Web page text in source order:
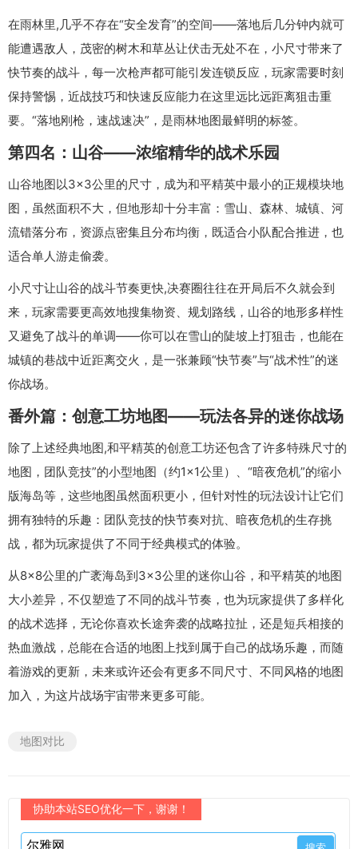
在雨林里,几乎不存在“安全发育”的空间——落地后几分钟内就可
能遭遇敌人，茂密的树木和草丛让伏击无处不在，小尺寸带来了
快节奏的战斗，每一次枪声都可能引发连锁反应，玩家需要时刻
保持警惕，近战技巧和快速反应能力在这里远比远距离狙击重
要。“落地刚枪，速战速决”，是雨林地图最鲜明的标签。
第四名：山谷——浓缩精华的战术乐园
山谷地图以3×3公里的尺寸，成为和平精英中最小的正规模块地
图，虽然面积不大，但地形却十分丰富：雪山、森林、城镇、河
流错落分布，资源点密集且分布均衡，既适合小队配合推进，也
适合单人游走偷袭。
小尺寸让山谷的战斗节奏更快,决赛圈往往在开局后不久就会到
来，玩家需要更高效地搜集物资、规划路线，山谷的地形多样性
又避免了战斗的单调——你可以在雪山的陡坡上打狙击，也能在
城镇的巷战中近距离交火，是一张兼顾“快节奏”与“战术性”的迷
你战场。
番外篇：创意工坊地图——玩法各异的迷你战场
除了上述经典地图,和平精英的创意工坊还包含了许多特殊尺寸的
地图，团队竞技”的小型地图（约1×1公里）、“暗夜危机”的缩小
版海岛等，这些地图虽然面积更小，但针对性的玩法设计让它们
拥有独特的乐趣：团队竞技的快节奏对抗、暗夜危机的生存挑
战，都为玩家提供了不同于经典模式的体验。
从8×8公里的广袤海岛到3×3公里的迷你山谷，和平精英的地图
大小差异，不仅塑造了不同的战斗节奏，也为玩家提供了多样化
的战术选择，无论你喜欢长途奔袭的战略拉扯，还是短兵相接的
热血激战，总能在合适的地图上找到属于自己的战场乐趣，而随
着游戏的更新，未来或许还会有更多不同尺寸、不同风格的地图
加入，为这片战场宇宙带来更多可能。
地图对比
协助本站SEO优化一下，谢谢！